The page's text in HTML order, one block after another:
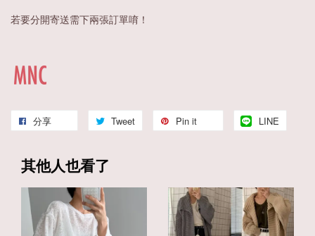
若要分開寄送需下兩張訂單唷！
分享 Tweet Pin it LINE
其他人也看了